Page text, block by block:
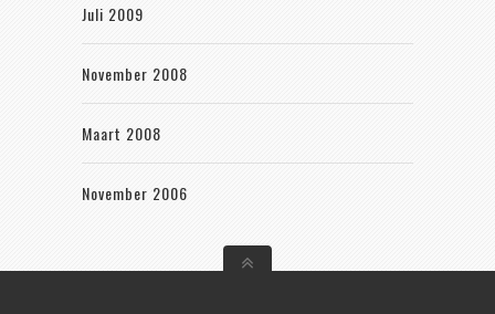
Juli 2009
November 2008
Maart 2008
November 2006